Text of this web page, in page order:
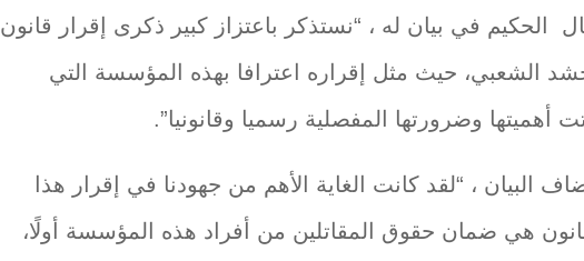
الحكيم في بيان له ، “نستذكر باعتزاز كبير ذكرى إقرار قانون
الشعبي، حيث مثل إقراره اعترافا بهذه المؤسسة التي
أهميتها وضرورتها المفصلية رسميا وقانونيا”.
البيان ، “لقد كانت الغاية الأهم من جهودنا في إقرار هذا
هي ضمان حقوق المقاتلين من أفراد هذه المؤسسة أولًا،